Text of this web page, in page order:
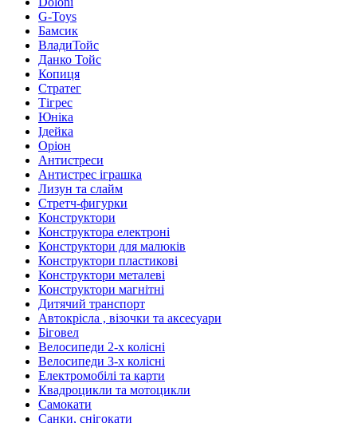
G-Toys
Бамсик
ВладиТойс
Данко Тойс
Копиця
Стратег
Тігрес
Юніка
Ідейка
Оріон
Антистреси
Антистрес іграшка
Лизун та слайм
Стретч-фигурки
Конструктори
Конструктора електроні
Конструктори для малюків
Конструктори пластикові
Конструктори металеві
Конструктори магнітні
Дитячий транспорт
Автокрісла , візочки та аксесуари
Біговел
Велосипеди 2-х колісні
Велосипеди 3-х колісні
Електромобілі та карти
Квадроцикли та мотоцикли
Самокати
Санки, снігокати